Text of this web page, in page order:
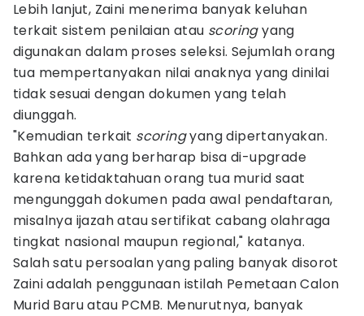
Lebih lanjut, Zaini menerima banyak keluhan
terkait sistem penilaian atau scoringyang
digunakan dalam proses seleksi. Sejumlah orang
tua mempertanyakan nilai anaknya yang dinilai
tidak sesuai dengan dokumen yang telah
diunggah.
"Kemudian terkait scoringyang dipertanyakan.
Bahkan ada yang berharap bisa di-upgrade
karena ketidaktahuan orang tua murid saat
mengunggah dokumen pada awal pendaftaran,
misalnya ijazah atau sertifikat cabang olahraga
tingkat nasional maupun regional," katanya.
Salah satu persoalan yang paling banyak disorot
Zaini adalah penggunaan istilah Pemetaan Calon
Murid Baru atau PCMB. Menurutnya, banyak